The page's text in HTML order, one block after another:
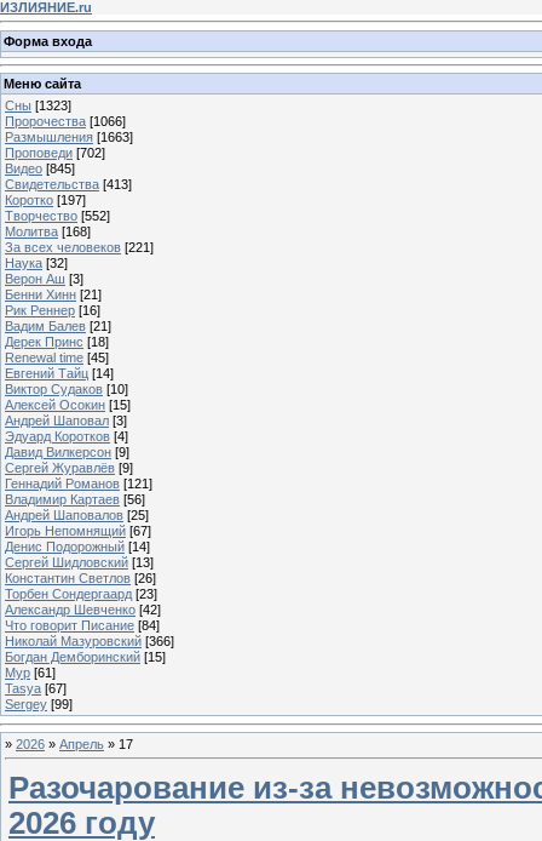
ИЗЛИЯНИЕ.ru
Форма входа
Меню сайта
Сны [1323]
Пророчества [1066]
Размышления [1663]
Проповеди [702]
Видео [845]
Свидетельства [413]
Коротко [197]
Творчество [552]
Молитва [168]
За всех человеков [221]
Наука [32]
Верон Аш [3]
Бенни Хинн [21]
Рик Реннер [16]
Вадим Балев [21]
Дерек Принс [18]
Renewal time [45]
Евгений Тайц [14]
Виктор Судаков [10]
Алексей Осокин [15]
Андрей Шаповал [3]
Эдуард Коротков [4]
Давид Вилкерсон [9]
Сергей Журавлёв [9]
Геннадий Романов [121]
Владимир Картаев [56]
Андрей Шаповалов [25]
Игорь Непомнящий [67]
Денис Подорожный [14]
Сергей Шидловский [13]
Константин Светлов [26]
Торбен Сондергаард [23]
Александр Шевченко [42]
Что говорит Писание [84]
Николай Мазуровский [366]
Богдан Демборинский [15]
Мур [61]
Tasya [67]
Sergey [99]
» 2026 » Апрель » 17
Разочарование из-за
2026 году